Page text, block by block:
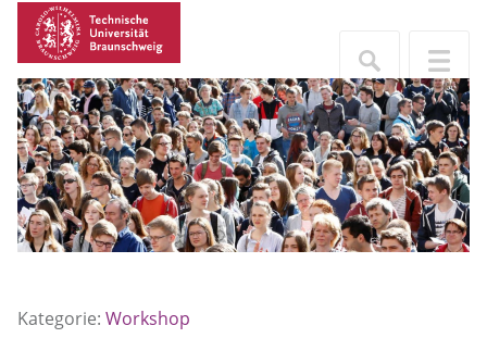
Kategorie: Workshop